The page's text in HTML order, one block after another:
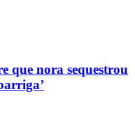
que nora sequestrou